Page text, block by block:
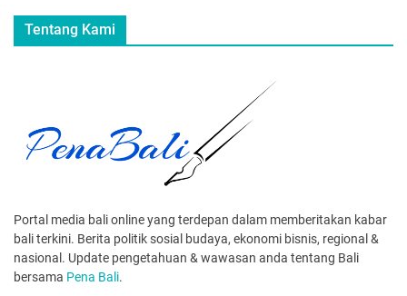
Tentang Kami
Portal media bali online yang terdepan dalam memberitakan kabar
bali terkini. Berita politik sosial budaya, ekonomi bisnis, regional &
nasional. Update pengetahuan & wawasan anda tentang Bali
bersama Pena Bali.